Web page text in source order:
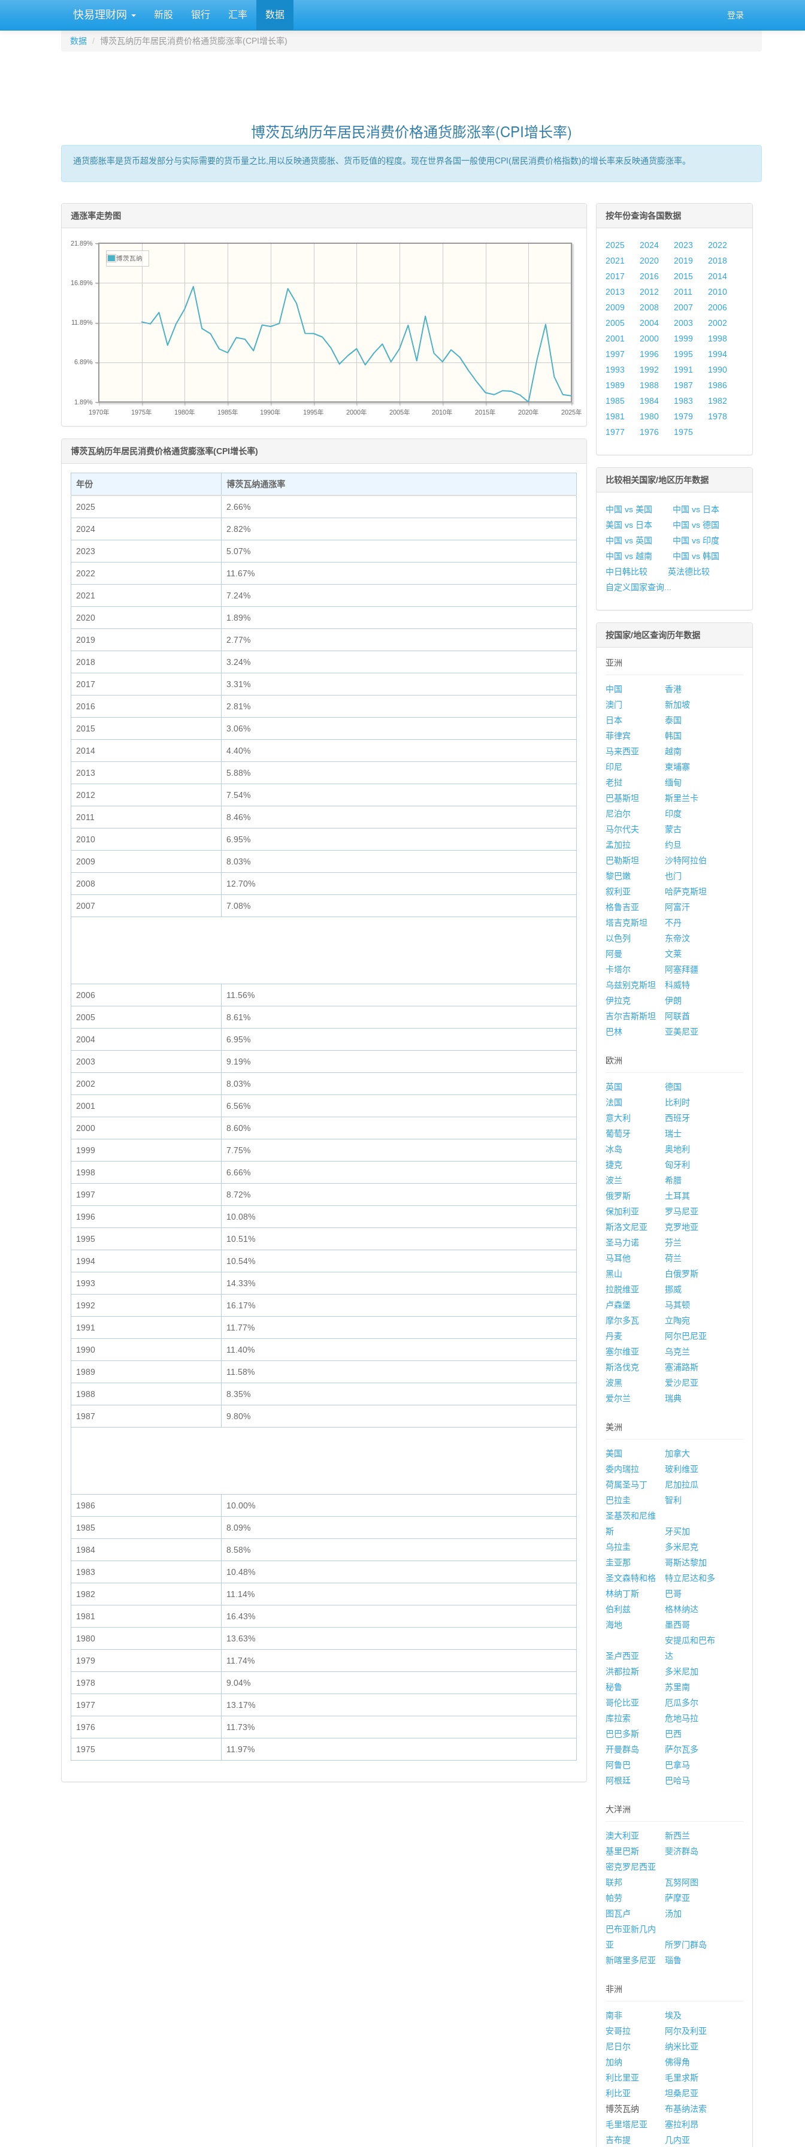
快易理财网 新股 银行 汇率 数据 登录
数据 博茨瓦纳历年居民消费价格通货膨涨率(CPI增长率)
博茨瓦纳历年居民消费价格通货膨涨率(CPI增长率)
通货膨胀率是货币超发部分与实际需要的货币量之比,用以反映通货膨胀、货币贬值的程度。现在世界各国一般使用CPI(居民消费价格指数)的增长率来反映通货膨涨率。
通涨率走势图
1970年 1975年 1980年 1985年 1990年 1995年 2000年 2005年 2010年 2015年 2020年 2025年
1.89%
6.89%
11.89%
16.89%
21.89%
博茨瓦纳
博茨瓦纳历年居民消费价格通货膨涨率(CPI增长率)
年份 博茨瓦纳通涨率
2025 2.66%
2024 2.82%
2023 5.07%
2022 11.67%
2021 7.24%
2020 1.89%
2019 2.77%
2018 3.24%
2017 3.31%
2016 2.81%
2015 3.06%
2014 4.40%
2013 5.88%
2012 7.54%
2011 8.46%
2010 6.95%
2009 8.03%
2008 12.70%
2007 7.08%
2006 11.56%
2005 8.61%
2004 6.95%
2003 9.19%
2002 8.03%
2001 6.56%
2000 8.60%
1999 7.75%
1998 6.66%
1997 8.72%
1996 10.08%
1995 10.51%
1994 10.54%
1993 14.33%
1992 16.17%
1991 11.77%
1990 11.40%
1989 11.58%
1988 8.35%
1987 9.80%
1986 10.00%
1985 8.09%
1984 8.58%
1983 10.48%
1982 11.14%
1981 16.43%
1980 13.63%
1979 11.74%
1978 9.04%
1977 13.17%
1976 11.73%
1975 11.97%
按年份查询各国数据
2025 2024 2023
2022
2021
2020 2019
2018
2017
2016 2015
2014
2013
2012 2011
2010
2009
2008 2007
2006
2005
2004 2003
2002
2001
2000 1999
1998
1997
1996 1995
1994
1993
1992 1991
1990
1989
1988 1987
1986
1985
1984 1983
1982
1981
1980 1979
1978
1977
1976 1975
比较相关国家/地区历年数据
中国 vs 美国
中国 vs 日本
美国 vs 日本
中国 vs 德国
中国 vs 英国
中国 vs 印度
中国 vs 越南
中国 vs 韩国
中日韩比较
英法德比较
自定义国家查询...
按国家/地区查询历年数据
亚洲
中国
香港
澳门
新加坡
日本
泰国
菲律宾
韩国
马来西亚
越南
印尼
柬埔寨
老挝
缅甸
巴基斯坦
斯里兰卡
尼泊尔
印度
马尔代夫
蒙古
孟加拉
约旦
巴勒斯坦
沙特阿拉伯
黎巴嫩
也门
叙利亚
哈萨克斯坦
格鲁吉亚
阿富汗
塔吉克斯坦
不丹
以色列
东帝汶
阿曼
文莱
卡塔尔
阿塞拜疆
乌兹别克斯坦
科威特
伊拉克
伊朗
吉尔吉斯斯坦
阿联酋
巴林
亚美尼亚
欧洲
英国
德国
法国
比利时
意大利
西班牙
葡萄牙
瑞士
冰岛
奥地利
捷克
匈牙利
波兰
希腊
俄罗斯
土耳其
保加利亚
罗马尼亚
斯洛文尼亚
克罗地亚
圣马力诺
芬兰
马耳他
荷兰
黑山
白俄罗斯
拉脱维亚
挪威
卢森堡
马其顿
摩尔多瓦
立陶宛
丹麦
阿尔巴尼亚
塞尔维亚
乌克兰
斯洛伐克
塞浦路斯
波黑
爱沙尼亚
爱尔兰
瑞典
美洲
美国
加拿大
委内瑞拉
玻利维亚
荷属圣马丁
尼加拉瓜
巴拉圭
智利
圣基茨和尼维
斯
牙买加
乌拉圭
多米尼克
圭亚那
哥斯达黎加
圣文森特和格
林纳丁斯
特立尼达和多
巴哥
伯利兹
格林纳达
海地
墨西哥
圣卢西亚
安提瓜和巴布
达
洪都拉斯
多米尼加
秘鲁
苏里南
哥伦比亚
厄瓜多尔
库拉索
危地马拉
巴巴多斯
巴西
开曼群岛
萨尔瓦多
阿鲁巴
巴拿马
阿根廷
巴哈马
大洋洲
澳大利亚
新西兰
基里巴斯
斐济群岛
密克罗尼西亚
联邦
瓦努阿图
帕劳
萨摩亚
图瓦卢
汤加
巴布亚新几内
亚
所罗门群岛
新喀里多尼亚
瑙鲁
非洲
南非
埃及
安哥拉
阿尔及利亚
尼日尔
纳米比亚
加纳
佛得角
利比里亚
毛里求斯
利比亚
坦桑尼亚
博茨瓦纳
布基纳法索
毛里塔尼亚
塞拉利昂
吉布提
几内亚